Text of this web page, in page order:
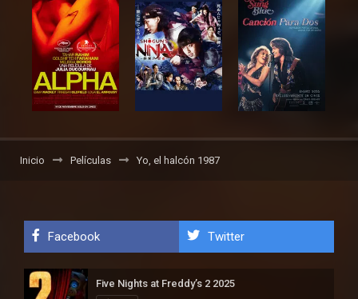
Inicio Películas Yo, el halcón 1987
Facebook Twitter
Five Nights at Freddy’s 2 2025